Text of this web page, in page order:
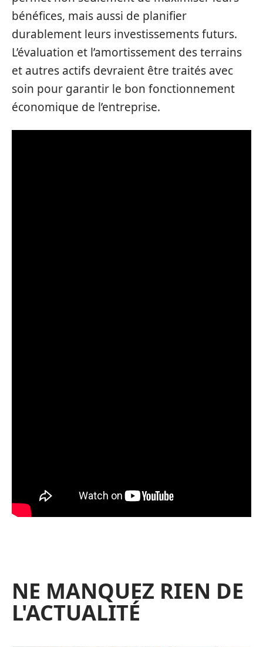
bénéfices, mais aussi de planifier
durablement leurs investissements futurs.
L’évaluation et l’amortissement des terrains
et autres actifs devraient être traités avec
soin pour garantir le bon fonctionnement
économique de l’entreprise.
NE MANQUEZ RIEN DE
L'ACTUALITÉ